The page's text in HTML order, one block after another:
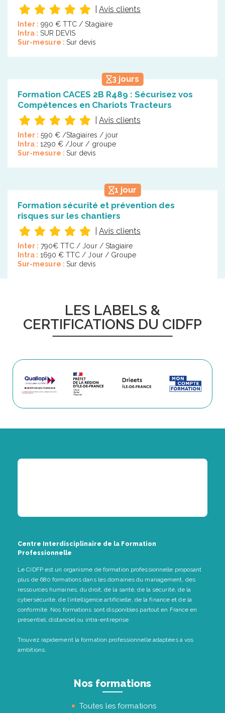
Avis clients
Inter : 990 € TTC / Stagiaire
Intra : SUR DEVIS
Sur-mesure : Sur devis
3 jours
Formation CACES 2B R489 : Sécurisez vos
Compétences en Chariots Tracteurs
Avis clients
Inter : 590 € /Stagiaires / jour
Intra : 1290 € /Jour / groupe
Sur-mesure : Sur devis
1 jour
Formation sécurité et prévention des
risques sur les chantiers
Avis clients
Inter : 790€ TTC / Jour / Stagiaire
Intra : 1690 € TTC / Jour / Groupe
Sur-mesure : Sur devis
LES LABELS &
CERTIFICATIONS DU CIDFP
Centre Interdisciplinaire de la Formation
Professionnelle
Le CIDFP est un organisme de formation professionnelle proposant
plus de 680 formations dans les domaines du management, des
ressources humaines, du droit, de la santé, de la sécurité, de la
cybersécurité, de l’intelligence artificielle, de la finance et de la
conformité. Nos formations sont disponibles partout en France en
présentiel, distanciel ou intra-entreprise.
Trouvez rapidement la formation professionnelle adaptées à vos
ambitions.
Nos formations
Toutes les formations